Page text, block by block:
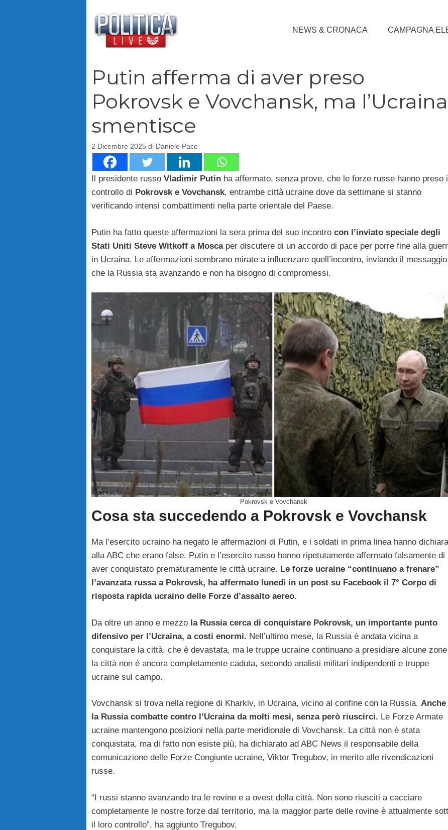
NEWS & CRONACA CAMPAGNA
Putin afferma di aver preso
Pokrovsk e Vovchansk, ma l’Ucraina
smentisce
2 Dicembre 2025 di Daniele Pace
Il presidente russo Vladimir Putin ha affermato, senza prove, che le forze russe hanno preso il
controllo di Pokrovsk e Vovchansk, entrambe città ucraine dove da settimane si stanno
verificando intensi combattimenti nella parte orientale del Paese.
Putin ha fatto queste affermazioni la sera prima del suo incontro con l’inviato speciale degli
Stati Uniti Steve Witkoff a Mosca per discutere di un accordo di pace per porre fine alla
in Ucraina. Le affermazioni sembrano mirate a influenzare quell’incontro, inviando il messaggio
che la Russia sta avanzando e non ha bisogno di compromessi.
Pokrovsk e Vovchansk
Cosa sta succedendo a Pokrovsk e Vovchansk
Ma l’esercito ucraino ha negato le affermazioni di Putin, e i soldati in prima linea hanno
alla ABC che erano false. Putin e l’esercito russo hanno ripetutamente affermato falsamente di
aver conquistato prematuramente le città ucraine. Le forze ucraine “continuano a frenare”
l’avanzata russa a Pokrovsk, ha affermato lunedì in un post su Facebook il 7° Corpo di
risposta rapida ucraino delle Forze d’assalto aereo.
Da oltre un anno e mezzo la Russia cerca di conquistare Pokrovsk, un importante punto
difensivo per l’Ucraina, a costi enormi. Nell’ultimo mese, la Russia è andata vicina a
conquistare la città, che è devastata, ma le truppe ucraine continuano a presidiare alcune
la città non è ancora completamente caduta, secondo analisti militari indipendenti e truppe
ucraine sul campo.
Vovchansk si trova nella regione di Kharkiv, in Ucraina, vicino al confine con la Russia.
la Russia combatte contro l’Ucraina da molti mesi, senza però riuscirci. Le Forze Armate
ucraine mantengono posizioni nella parte meridionale di Vovchansk. La città non è stata
conquistata, ma di fatto non esiste più, ha dichiarato ad ABC News il responsabile della
comunicazione delle Forze Congiunte ucraine, Viktor Tregubov, in merito alle rivendicazioni
russe.
“I russi stanno avanzando tra le rovine e a ovest della città. Non sono riusciti a cacciare
completamente le nostre forze dal territorio, ma la maggior parte delle rovine è attualmente
il loro controllo”, ha aggiunto Tregubov.